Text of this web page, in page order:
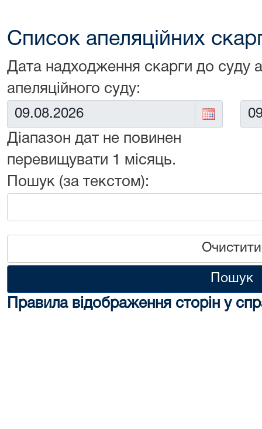
Список апеляційних
Дата надходження скарги до суду
апеляційного суду:
Від:
Діапазон дат не повинен
перевищувати 1 місяць.
До:
Пошук (за текстом):
Очистити
Пошук
Правила відображення сторін у